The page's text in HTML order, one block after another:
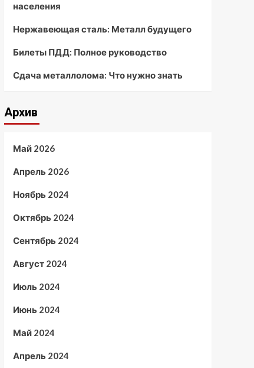
населения
Нержавеющая сталь: Металл будущего
Билеты ПДД: Полное руководство
Сдача металлолома: Что нужно знать
Архив
Май 2026
Апрель 2026
Ноябрь 2024
Октябрь 2024
Сентябрь 2024
Август 2024
Июль 2024
Июнь 2024
Май 2024
Апрель 2024